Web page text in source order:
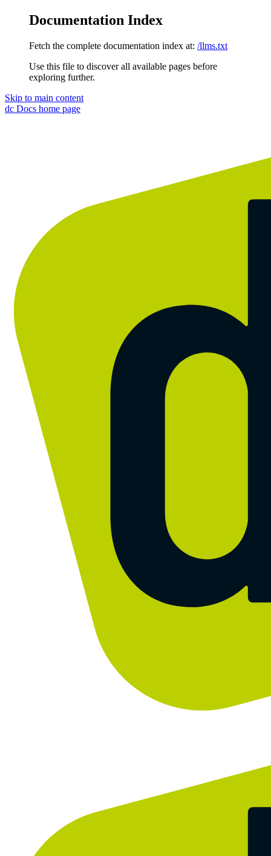
Documentation Index
Fetch the complete documentation index at: /llms.txt
Use this file to discover all available pages before
exploring further.
Skip to main content
dc Docs home page